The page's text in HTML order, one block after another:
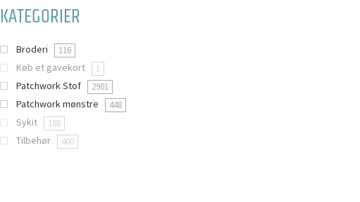
KATEGORIER
Broderi 116
Køb et gavekort 1
Patchwork Stof 2901
Patchwork mønstre 448
Sykit 188
Tilbehør 400